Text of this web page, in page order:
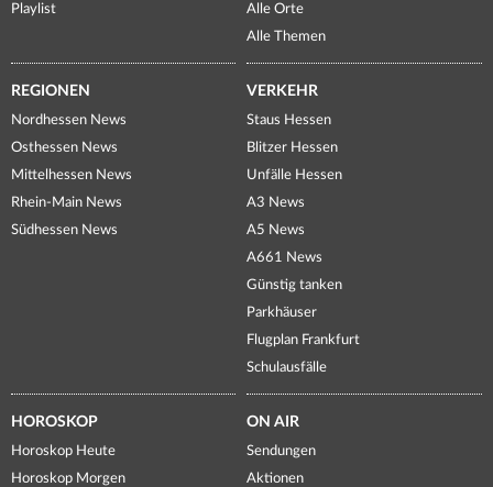
Playlist
Alle Orte
Alle Themen
REGIONEN
Nordhessen News
Osthessen News
Mittelhessen News
Rhein-Main News
Südhessen News
VERKEHR
Staus Hessen
Blitzer Hessen
Unfälle Hessen
A3 News
A5 News
A661 News
Günstig tanken
Parkhäuser
Flugplan Frankfurt
Schulausfälle
HOROSKOP
Horoskop Heute
Horoskop Morgen
ON AIR
Sendungen
Aktionen